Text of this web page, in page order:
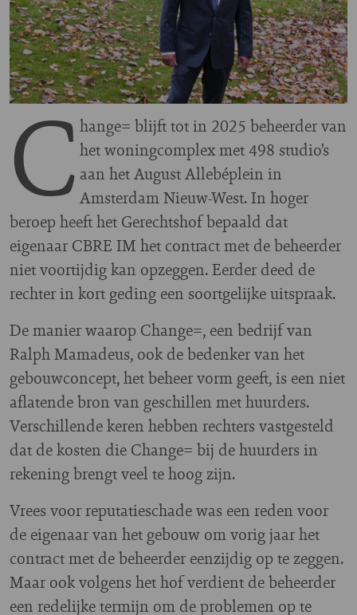
C hange= blijft tot in 2025 beheerder van
het woningcomplex met 498 studio’s
aan het August Allebéplein in
Amsterdam Nieuw-West. In hoger
beroep heeft het Gerechtshof bepaald dat
eigenaar CBRE IM het contract met de beheerder
niet voortijdig kan opzeggen. Eerder deed de
rechter in kort geding een soortgelijke uitspraak.
De manier waarop Change=, een bedrijf van
Ralph Mamadeus, ook de bedenker van het
gebouwconcept, het beheer vorm geeft, is een niet
aflatende bron van geschillen met huurders.
Verschillende keren hebben rechters vastgesteld
dat de kosten die Change= bij de huurders in
rekening brengt veel te hoog zijn.
Vrees voor reputatieschade was een reden voor
de eigenaar van het gebouw om vorig jaar het
contract met de beheerder eenzijdig op te zeggen.
Maar ook volgens het hof verdient de beheerder
een redelijke termijn om de problemen op te